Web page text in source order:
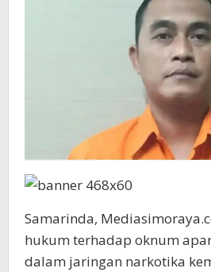
Rutan
Bareskrim
Samarinda,
hukum terhadap oknum
dalam jaringan narkotika